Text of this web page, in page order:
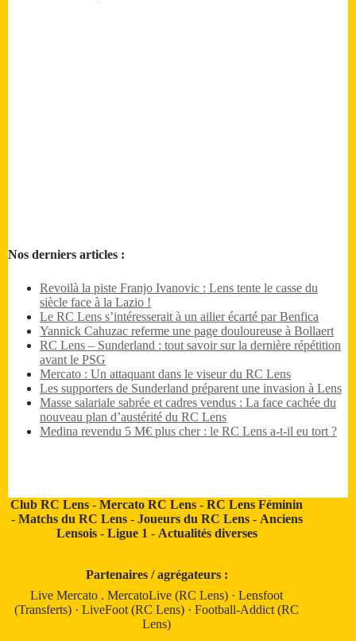
Nos derniers articles :
Revoilà la piste Franjo Ivanovic : Lens tente le casse du
siècle face à la Lazio !
Le RC Lens s’intéresserait à un ailier écarté par Benfica
Yannick Cahuzac referme une page douloureuse à Bollaert
RC Lens – Sunderland : tout savoir sur la dernière répétition
avant le PSG
Mercato : Un attaquant dans le viseur du RC Lens
Les supporters de Sunderland préparent une invasion à Lens
Masse salariale sabrée et cadres vendus : La face cachée du
nouveau plan d’austérité du RC Lens
Medina revendu 5 M€ plus cher : le RC Lens a-t-il eu tort ?
Club RC Lens -Mercato RC Lens -RC Lens Féminin
- Matchs du RC Lens- Joueurs du RC Lens- Anciens
Lensois- Ligue 1 - Actualités diverses
Partenaires / agrégateurs :
Live Mercato .MercatoLive (RC Lens) ·Lensfoot
(Transferts) ·LiveFoot (RC Lens) ·Football-Addict (RC
Lens)